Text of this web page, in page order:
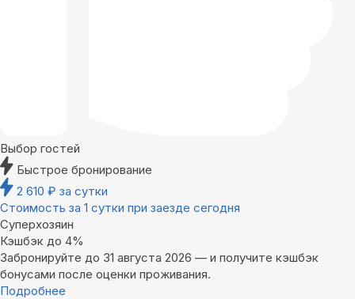
Выбор гостей
Быстрое бронирование
2 610 ₽ за сутки
Стоимость за 1 сутки при заезде сегодня
Суперхозяин
Кэшбэк до 4%
Забронируйте до 31 августа 2026 — и получите кэшбэк
бонусами после оценки проживания.
Подробнее